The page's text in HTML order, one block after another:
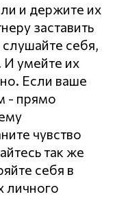
и держите их
заставить
слушайте себя,
И умейте их
Если ваше
- прямо
чувство
так же
себя в
личного